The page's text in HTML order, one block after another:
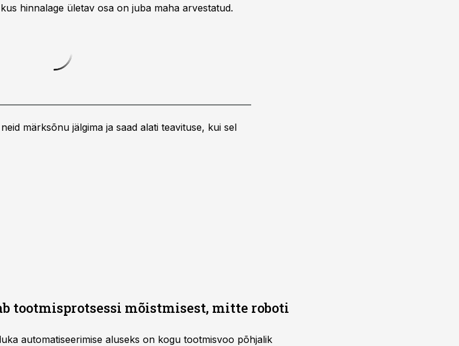
hinnalage ületav osa on juba maha arvestatud.
märksõnu jälgima ja saad alati teavituse, kui sel
tootmisprotsessi mõistmisest, mitte roboti
automatiseerimise aluseks on kogu tootmisvoo põhjalik